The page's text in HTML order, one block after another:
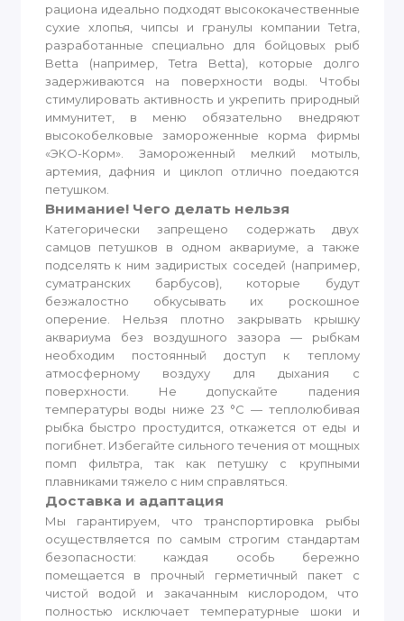
рациона идеально подходят высококачественные
сухие хлопья, чипсы и гранулы компании Tetra,
разработанные специально для бойцовых рыб
Betta (например, Tetra Betta), которые долго
задерживаются на поверхности воды. Чтобы
стимулировать активность и укрепить природный
иммунитет, в меню обязательно внедряют
высокобелковые замороженные корма фирмы
«ЭКО-Корм». Замороженный мелкий мотыль,
артемия, дафния и циклоп отлично поедаются
петушком.
Внимание! Чего делать нельзя
Категорически запрещено содержать двух
самцов петушков в одном аквариуме, а также
подселять к ним задиристых соседей (например,
суматранских барбусов), которые будут
безжалостно обкусывать их роскошное
оперение. Нельзя плотно закрывать крышку
аквариума без воздушного зазора — рыбкам
необходим постоянный доступ к теплому
атмосферному воздуху для дыхания с
поверхности. Не допускайте падения
температуры воды ниже 23 °C — теплолюбивая
рыбка быстро простудится, откажется от еды и
погибнет. Избегайте сильного течения от мощных
помп фильтра, так как петушку с крупными
плавниками тяжело с ним справляться.
Доставка и адаптация
Мы гарантируем, что транспортировка рыбы
осуществляется по самым строгим стандартам
безопасности: каждая особь бережно
помещается в прочный герметичный пакет с
чистой водой и закачанным кислородом, что
полностью исключает температурные шоки и